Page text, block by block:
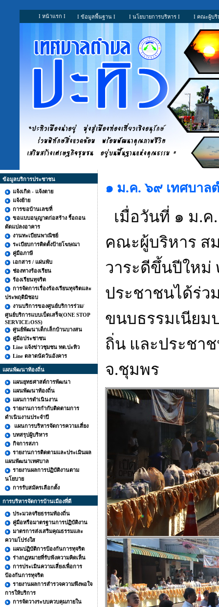
I หน้าแรก I I ข้อมูลพื้นฐาน I I นโยบายการบริหาร I I คณะผู้บริ
ข้อมูลบริการประชาชน
แจ้งเกิด - แจ้งตาย
แจ้งย้าย
การขอบ้านเลขที่
ขอแบบอนุญาตก่อสร้าง รื้อถอน
ดัดแปลงอาคาร
งานทะเบียนพาณิชย์
ระเบียบการติดตั้งป้ายโฆษณา
คู่มือภาษี
เอกสาร / แผ่นพับ
ช่องทางร้องเรียน
ร้องเรียนทุจริต
การจัดการเรื่องร้องเรียนทุจริตและ
ประพฤติมิชอบ
งานบริการของศูนย์บริการร่วม/
ศูนย์บริการแบบเบ็ดเสร็จ(ONE STOP
SERVICE:OSS)
ศูนย์พัฒนาเด็กเล็กบ้านบางสน
คู่มือประชาชน
Line แจ้งข่าวชุมชน ทต.ปะทิว
Line ตลาดนัดวันอังคาร
แผนพัฒนาท้องถิ่น
แผนยุทธศาสต์การพัฒนา
แผนพัฒนาท้องถิ่น
แผนการดำเนินงาน
รายงานการกำกับติดตามการ
ดำเนินงานประจำปี
แผนการบริหารจัดการความเสี่ยง
บทสรุปผู้บริหาร
กิจการสภา
รายงานการติดตามและประเมินผล
แผนพัฒนาเทศบาล
รายงานผลการปฏิบัติงานตาม
นโยบาย
การรับสมัครเลือกตั้ง
การบริหารจัดการบ้านเมืองที่ดี
ประมวลจริยธรรมท้องถิ่น
คู่มือหรือมาตรฐานการปฏิบัติงาน
มาตรการส่งเสริมคุณธรรมและ
ความโปร่งใส
แผนปฏิบัติการป้องกันการทุจริต
ร่างกฎหมายที่รับฟังความคิดเห็น
การประเมินความเสี่ยงเพื่อการ
ป้องกันการทุจริต
รายงานผลการสำรวจความพึงพอใจ
การให้บริการ
การจัดวางระบบควบคุมภายใน
๑ ม.ค. ๖๙ เทศบาล
เมื่อวันที่ ๑ ม.
คณะผู้บริหาร ส
วาระดีขึ้นปีใหม่
ประชาชนได้ร่ว
ขนบธรรมเนียม
ถิ่น และประชา
จ.ชุมพร